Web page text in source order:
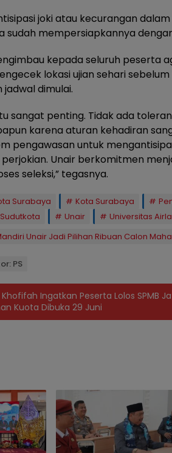
joki atau kecurangan dalam
sudah mempersiapkannya
kepada seluruh peserta
lokasi ujian sehari
dimulai.
sangat penting. Tidak ada
karena aturan kehadiran
pengawasan untuk
Unair berkomitmen
seleksi,” tegasnya.
Surabaya Kota Surabaya
Sudutkota Unair
Universitas
Unair Jadi Pilihan Ribuan Calon
PS
Ingatkan Peserta Lolos SPMB
Kuota Dibuka 29 Juni